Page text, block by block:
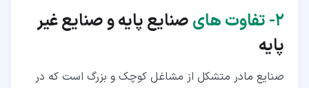
۲‏- تفاوت هایصنایع پایه و صنایع غیر
پایه
صنایع مادر متشکل از مشاغل کوچک و بزرگ است که در